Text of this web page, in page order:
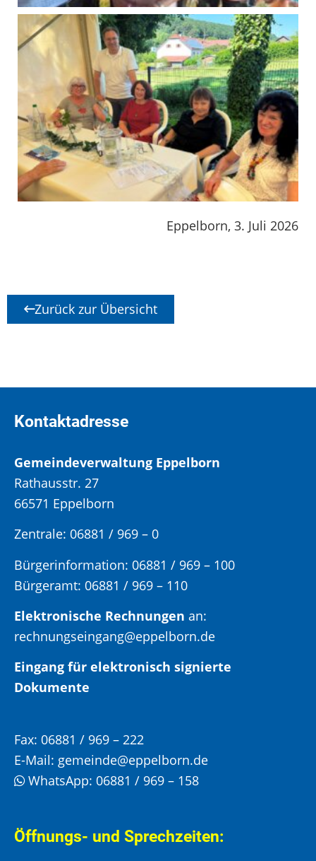
Eppelborn, 3. Juli 2026
Zurück zur Übersicht
Kontaktadresse
Gemeindeverwaltung Eppelborn
Rathausstr. 27
66571 Eppelborn
Zentrale: 06881 / 969 – 0
Bürgerinformation: 06881 / 969 – 100
Bürgeramt: 06881 / 969 – 110
Elektronische Rechnungen an:
rechnungseingang@eppelborn.de
Eingang für elektronisch signierte
Dokumente
Fax: 06881 / 969 – 222
E-Mail: gemeinde@eppelborn.de
WhatsApp: 06881 / 969 – 158
Öffnungs- und Sprechzeiten: